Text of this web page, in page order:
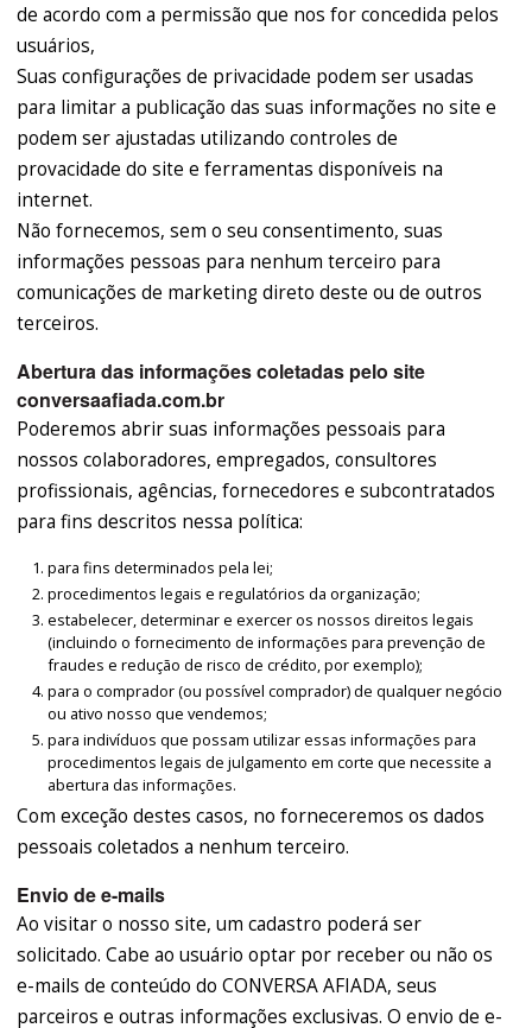
de acordo com a permissão que nos for concedida pelos
usuários,
Suas configurações de privacidade podem ser usadas
para limitar a publicação das suas informações no site e
podem ser ajustadas utilizando controles de
provacidade do site e ferramentas disponíveis na
internet.
Não fornecemos, sem o seu consentimento, suas
informações pessoas para nenhum terceiro para
comunicações de marketing direto deste ou de outros
terceiros.
Abertura das informações coletadas pelo site
conversaafiada.com.br
Poderemos abrir suas informações pessoais para
nossos colaboradores, empregados, consultores
profissionais, agências, fornecedores e subcontratados
para fins descritos nessa política:
para fins determinados pela lei;
procedimentos legais e regulatórios da organização;
estabelecer, determinar e exercer os nossos direitos legais
(incluindo o fornecimento de informações para prevenção de
fraudes e redução de risco de crédito, por exemplo);
para o comprador (ou possível comprador) de qualquer negócio
ou ativo nosso que vendemos;
para indivíduos que possam utilizar essas informações para
procedimentos legais de julgamento em corte que necessite a
abertura das informações.
Com exceção destes casos, no forneceremos os dados
pessoais coletados a nenhum terceiro.
Envio de e-mails
Ao visitar o nosso site, um cadastro poderá ser
solicitado. Cabe ao usuário optar por receber ou não os
e-mails de conteúdo do CONVERSA AFIADA, seus
parceiros e outras informações exclusivas. O envio de e-